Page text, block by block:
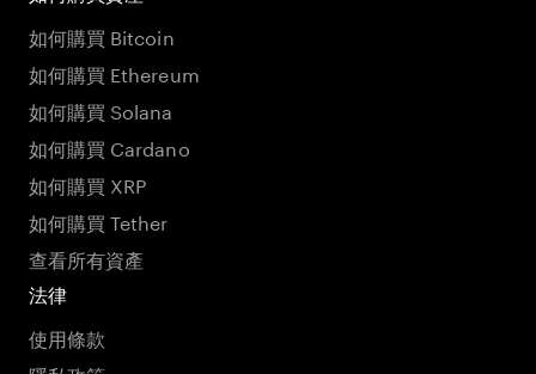
如何購買 Bitcoin
如何購買 Ethereum
如何購買 Solana
如何購買 Cardano
如何購買 XRP
如何購買 Tether
查看所有資產
法律
使用條款